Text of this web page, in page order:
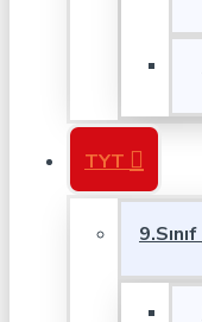
TYT
9.Sınıf